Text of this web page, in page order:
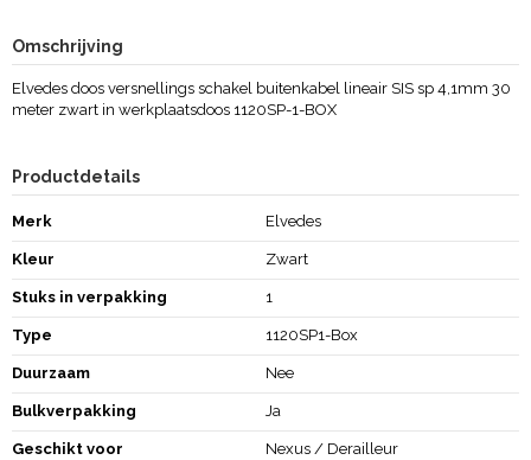
Omschrijving
Elvedes doos versnellings schakel buitenkabel lineair SIS sp 4,1mm 30
meter zwart in werkplaatsdoos 1120SP-1-BOX
Productdetails
Merk Elvedes
Kleur Zwart
Stuks in verpakking 1
Type 1120SP1-Box
Duurzaam Nee
Bulkverpakking Ja
Geschikt voor Nexus / Derailleur